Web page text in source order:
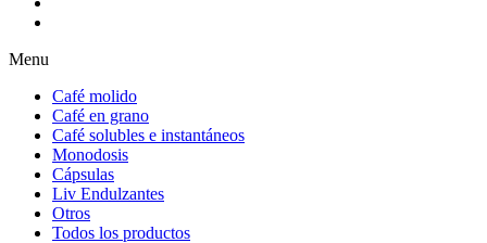
Menu
Café molido
Café en grano
Café solubles e instantáneos
Monodosis
Cápsulas
Liv Endulzantes
Otros
Todos los productos